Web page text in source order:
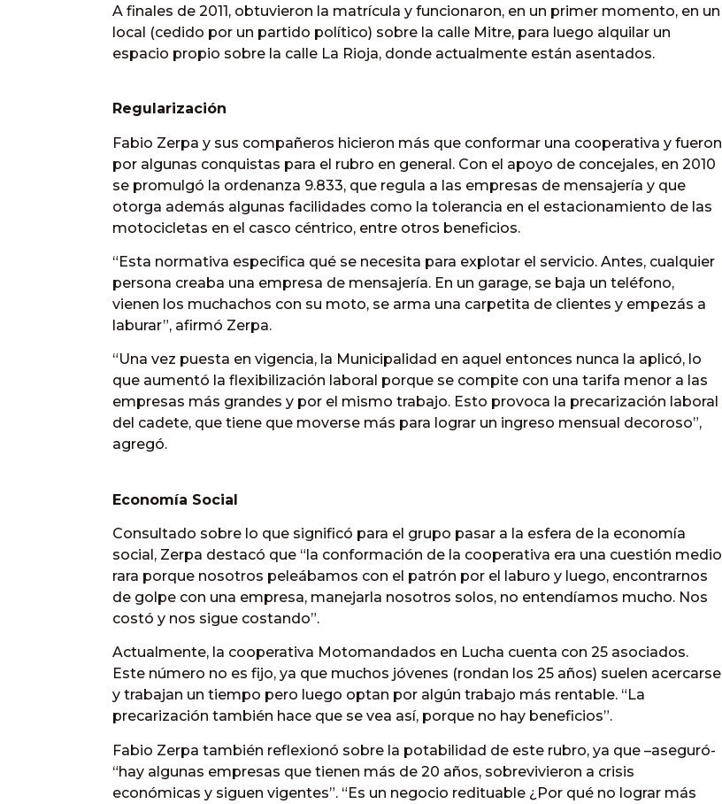
A finales de 2011, obtuvieron la matrícula y funcionaron, en un primer momento, en un
local (cedido por un partido político) sobre la calle Mitre, para luego alquilar un
espacio propio sobre la calle La Rioja, donde actualmente están asentados.
Regularización
Fabio Zerpa y sus compañeros hicieron más que conformar una cooperativa y fueron
por algunas conquistas para el rubro en general. Con el apoyo de concejales, en 2010
se promulgó la ordenanza 9.833, que regula a las empresas de mensajería y que
otorga además algunas facilidades como la tolerancia en el estacionamiento de las
motocicletas en el casco céntrico, entre otros beneficios.
“Esta normativa especifica qué se necesita para explotar el servicio. Antes, cualquier
persona creaba una empresa de mensajería. En un garage, se baja un teléfono,
vienen los muchachos con su moto, se arma una carpetita de clientes y empezás a
laburar”, afirmó Zerpa.
“Una vez puesta en vigencia, la Municipalidad en aquel entonces nunca la aplicó, lo
que aumentó la flexibilización laboral porque se compite con una tarifa menor a las
empresas más grandes y por el mismo trabajo. Esto provoca la precarización laboral
del cadete, que tiene que moverse más para lograr un ingreso mensual decoroso”,
agregó.
Economía Social
Consultado sobre lo que significó para el grupo pasar a la esfera de la economía
social, Zerpa destacó que “la conformación de la cooperativa era una cuestión medio
rara porque nosotros peleábamos con el patrón por el laburo y luego, encontrarnos
de golpe con una empresa, manejarla nosotros solos, no entendíamos mucho. Nos
costó y nos sigue costando”.
Actualmente, la cooperativa Motomandados en Lucha cuenta con 25 asociados.
Este número no es fijo, ya que muchos jóvenes (rondan los 25 años) suelen acercarse
y trabajan un tiempo pero luego optan por algún trabajo más rentable. “La
precarización también hace que se vea así, porque no hay beneficios”.
Fabio Zerpa también reflexionó sobre la potabilidad de este rubro, ya que –aseguró-
“hay algunas empresas que tienen más de 20 años, sobrevivieron a crisis
económicas y siguen vigentes”. “Es un negocio redituable ¿Por qué no lograr más